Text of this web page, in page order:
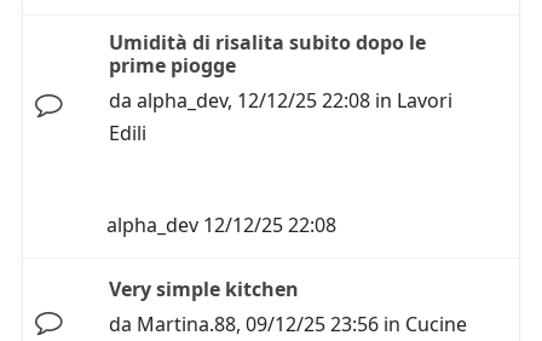
Umidità di risalita subito dopo le
prime piogge
da alpha_dev, 12/12/25 22:08 in Lavori
Edili
alpha_dev 12/12/25 22:08
Very simple kitchen
da Martina.88, 09/12/25 23:56 in Cucine